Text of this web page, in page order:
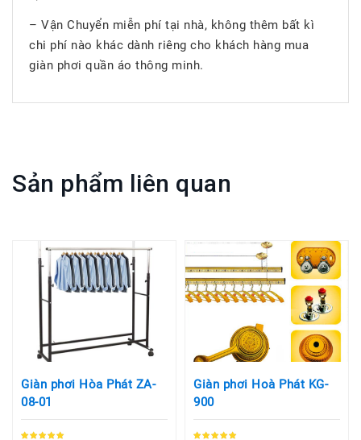
– Vận Chuyển miễn phí tại nhà, không thêm bất kì
chi phí nào khác dành riêng cho khách hàng mua
giàn phơi quần áo thông minh.
Sản phẩm liên quan
Giàn phơi Hòa Phát ZA-
08-01
Giàn phơi Hoà Phát KG-
900